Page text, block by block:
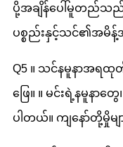
ပို့အချိန်ပေါ်မူတည်သ
ပစ္စည်းနှင့်သင်၏အမိ
Q5 ။ သင်နမူနာအရထု
ဖြေ။ ။ မင်းရဲ့နမူန
ပါတယ်။ ကျနော်တို့မှို